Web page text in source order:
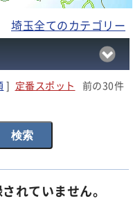
埼玉全てのカテゴリー
] 定番スポット
前の30件
れていません。